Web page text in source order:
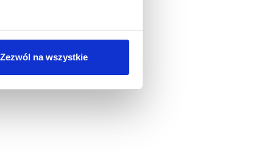
Zezwól na wszystkie